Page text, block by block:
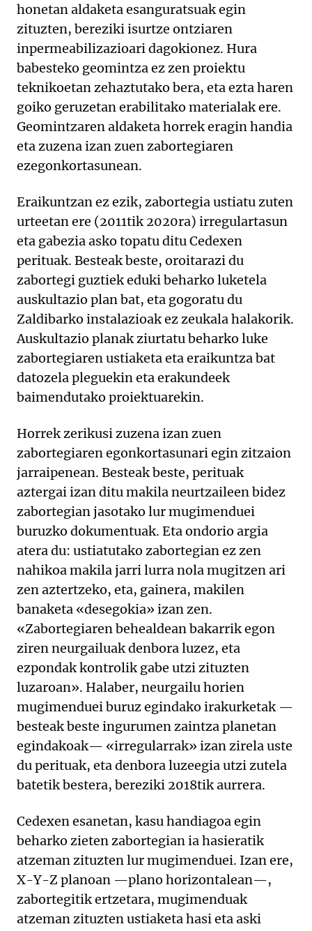
honetan aldaketa esanguratsuak egin
zituzten, bereziki isurtze ontziaren
inpermeabilizazioari dagokionez. Hura
babesteko geomintza ez zen proiektu
teknikoetan zehaztutako bera, eta ezta haren
goiko geruzetan erabilitako materialak ere.
Geomintzaren aldaketa horrek eragin handia
eta zuzena izan zuen zabortegiaren
ezegonkortasunean.
Eraikuntzan ez ezik, zabortegia ustiatu zuten
urteetan ere (2011tik 2020ra) irregulartasun
eta gabezia asko topatu ditu Cedexen
perituak. Besteak beste, oroitarazi du
zabortegi guztiek eduki beharko luketela
auskultazio plan bat, eta gogoratu du
Zaldibarko instalazioak ez zeukala halakorik.
Auskultazio planak ziurtatu beharko luke
zabortegiaren ustiaketa eta eraikuntza bat
datozela pleguekin eta erakundeek
baimendutako proiektuarekin.
Horrek zerikusi zuzena izan zuen
zabortegiaren egonkortasunari egin zitzaion
jarraipenean. Besteak beste, perituak
aztergai izan ditu makila neurtzaileen bidez
zabortegian jasotako lur mugimenduei
buruzko dokumentuak. Eta ondorio argia
atera du: ustiatutako zabortegian ez zen
nahikoa makila jarri lurra nola mugitzen ari
zen aztertzeko, eta, gainera, makilen
banaketa «desegokia» izan zen.
«Zabortegiaren behealdean bakarrik egon
ziren neurgailuak denbora luzez, eta
ezpondak kontrolik gabe utzi zituzten
luzaroan». Halaber, neurgailu horien
mugimenduei buruz egindako irakurketak —
besteak beste ingurumen zaintza planetan
egindakoak— «irregularrak» izan zirela uste
du perituak, eta denbora luzeegia utzi zutela
batetik bestera, bereziki 2018tik aurrera.
Cedexen esanetan, kasu handiagoa egin
beharko zieten zabortegian ia hasieratik
atzeman zituzten lur mugimenduei. Izan ere,
X-Y-Z planoan —plano horizontalean—,
zabortegitik ertzetara, mugimenduak
atzeman zituzten ustiaketa hasi eta aski